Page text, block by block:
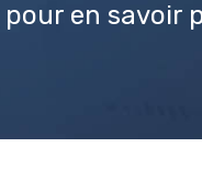
pour en savoir